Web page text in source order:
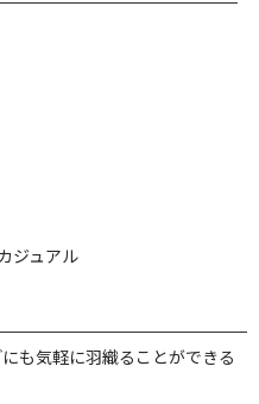
ジュアル
も気軽に羽織ることができる